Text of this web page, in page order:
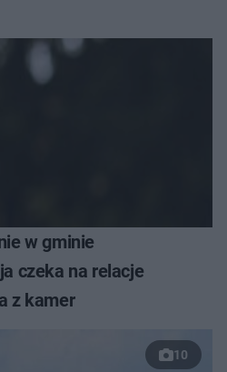
w gminie
czeka na relacje
z kamer
10